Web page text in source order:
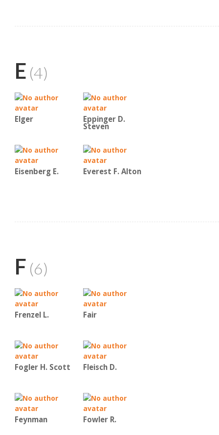
E (4)
Elger Eppinger D.
Steven
Eisenberg E. Everest F. Alton
F (6)
Frenzel L. Fair
Fogler H. Scott Fleisch D.
Feynman Fowler R.